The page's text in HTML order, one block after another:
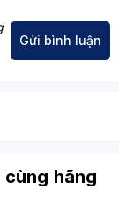
cùng hãng